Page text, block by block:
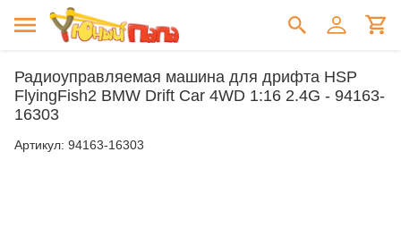
Радиоуправляемая машина для дрифта HSP
FlyingFish2 BMW Drift Car 4WD 1:16 2.4G - 94163-
16303
Артикул: 94163-16303